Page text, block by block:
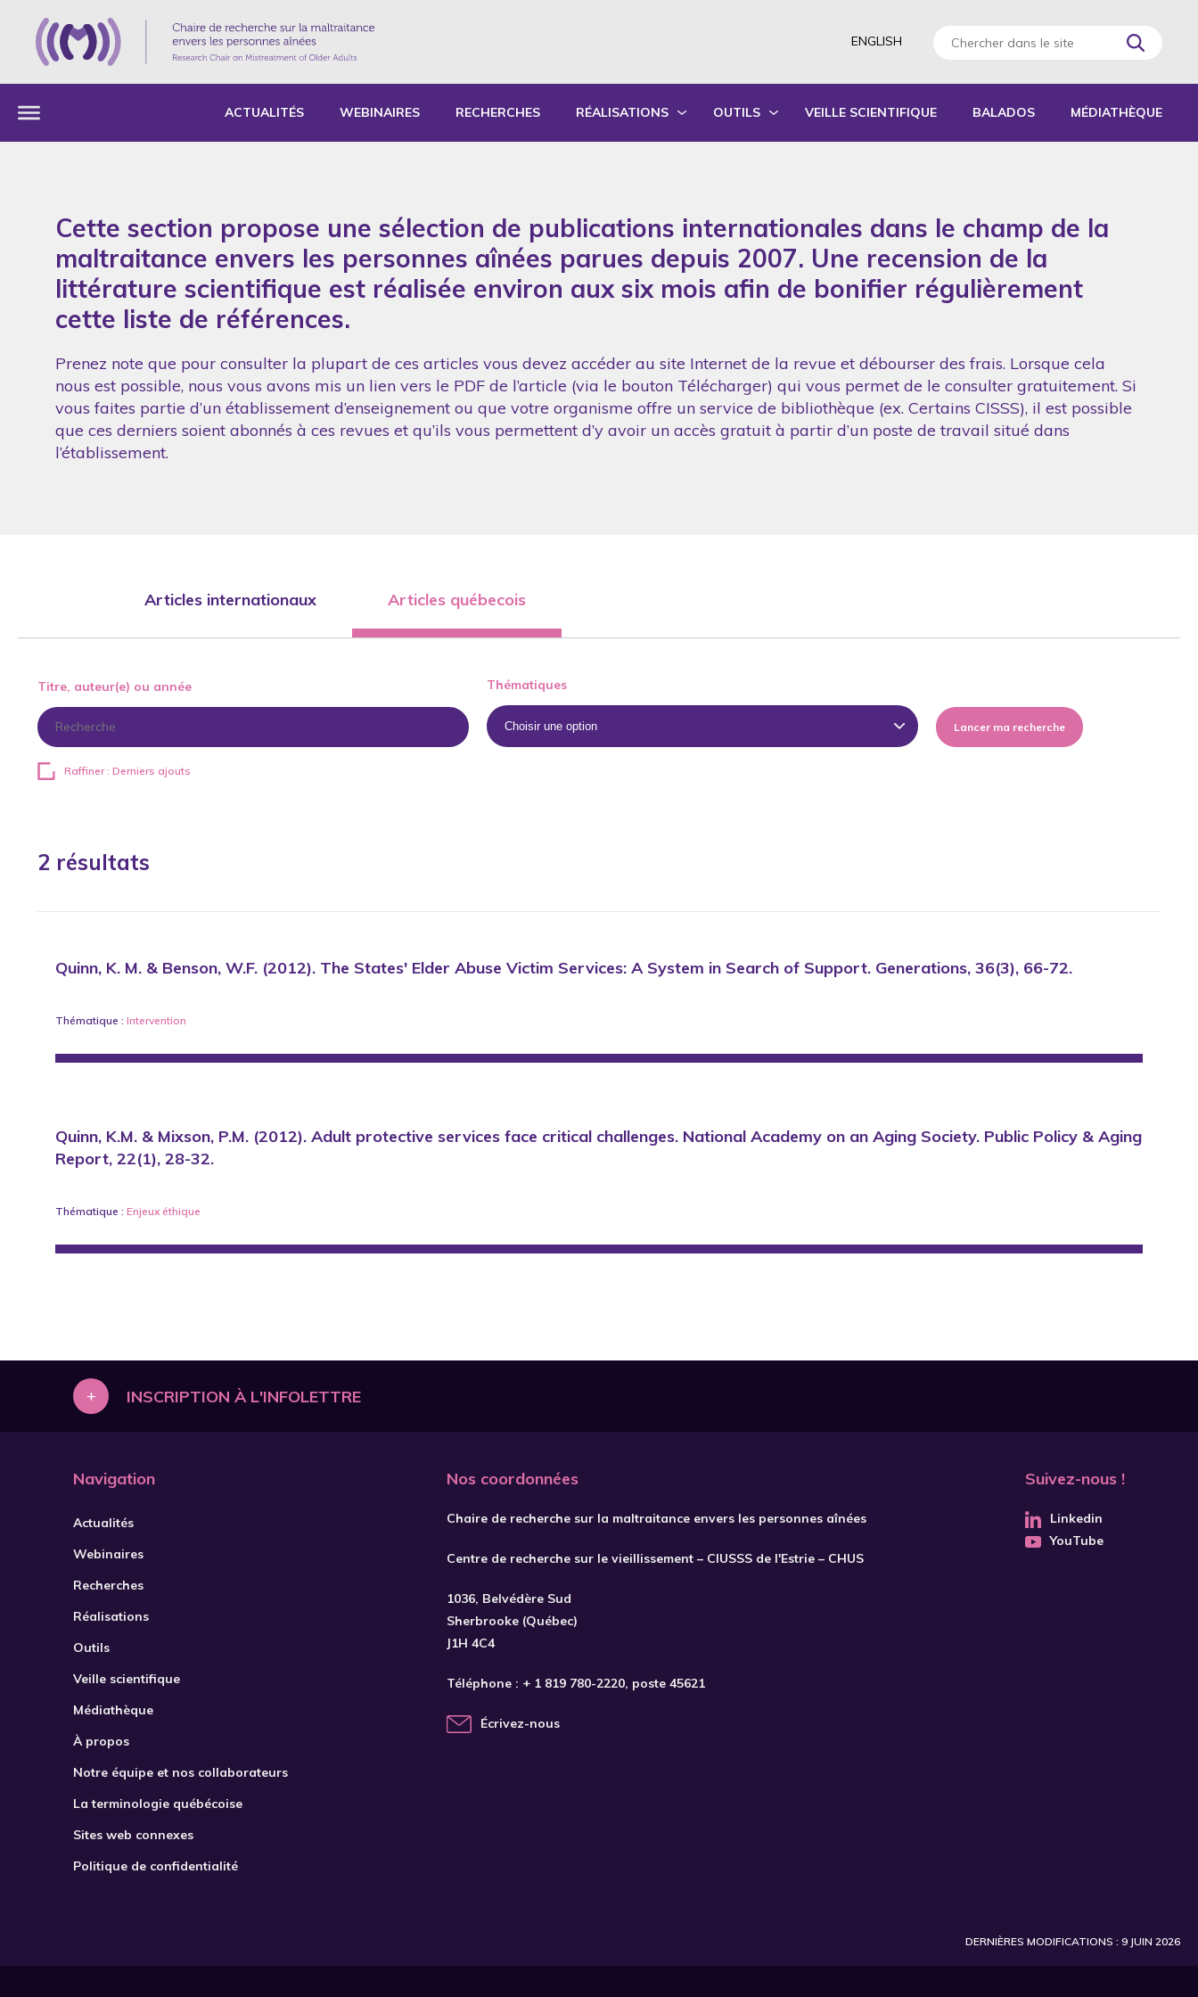
ENGLISH
ACTUALITÉS WEBINAIRES RECHERCHES RÉALISATIONS
SYNTHÈSE DES RAPPORTS ANNUELS D’ACTIVITÉS
OUTILS
FORMATIONS
VEILLE SCIENTIFIQUE BALADOS MÉDIATHÈQUE
Cette section propose une sélection de publications internationales dans le champ de la
maltraitance envers les personnes aînées parues depuis 2007. Une recension de la
littérature scientifique est réalisée environ aux six mois afin de bonifier régulièrement
cette liste de références.
Prenez note que pour consulter la plupart de ces articles vous devez accéder au site Internet de la revue et débourser des frais. Lorsque cela
nous est possible, nous vous avons mis un lien vers le PDF de l’article (via le bouton Télécharger) qui vous permet de le consulter gratuitement. Si
vous faites partie d’un établissement d’enseignement ou que votre organisme offre un service de bibliothèque (ex. Certains CISSS), il est possible
que ces derniers soient abonnés à ces revues et qu’ils vous permettent d’y avoir un accès gratuit à partir d’un poste de travail situé dans
l’établissement.
Articles internationaux Articles québecois
Titre, auteur(e) ou année Thématiques
Lancer ma recherche
Raffiner : Derniers ajouts
2 résultats
Quinn, K. M. & Benson, W.F. (2012). The States' Elder Abuse Victim Services: A System in Search of Support. Generations, 36(3), 66-72.
Thématique : Intervention
Quinn, K.M. & Mixson, P.M. (2012). Adult protective services face critical challenges. National Academy on an Aging Society. Public Policy & Aging
Report, 22(1), 28-32.
Thématique : Enjeux éthique
+ INSCRIPTION À L'INFOLETTRE
Navigation
Actualités
Webinaires
Recherches
Réalisations
Outils
Veille scientifique
Médiathèque
À propos
Notre équipe et nos collaborateurs
La terminologie québécoise
Sites web connexes
Politique de confidentialité
Nos coordonnées
Chaire de recherche sur la maltraitance envers les personnes aînées
Centre de recherche sur le vieillissement – CIUSSS de l'Estrie – CHUS
1036, Belvédère Sud
Sherbrooke (Québec)
J1H 4C4
Téléphone : + 1 819 780-2220, poste 45621
Écrivez-nous
Suivez-nous !
Linkedin
YouTube
DERNIÈRES MODIFICATIONS : 9 JUIN 2026